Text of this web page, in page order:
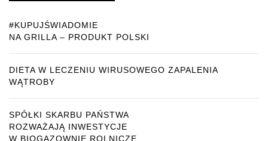
#KUPUJŚWIADOMIE
NA GRILLA – PRODUKT POLSKI
DIETA W LECZENIU WIRUSOWEGO ZAPALENIA
WĄTROBY
SPÓŁKI SKARBU PAŃSTWA
ROZWAŻAJĄ INWESTYCJE
W BIOGAZOWNIE ROLNICZE